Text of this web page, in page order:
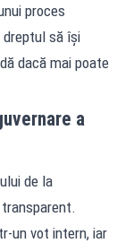
proces
dreptul să își
dacă mai poate
a
de la
un vot intern, iar